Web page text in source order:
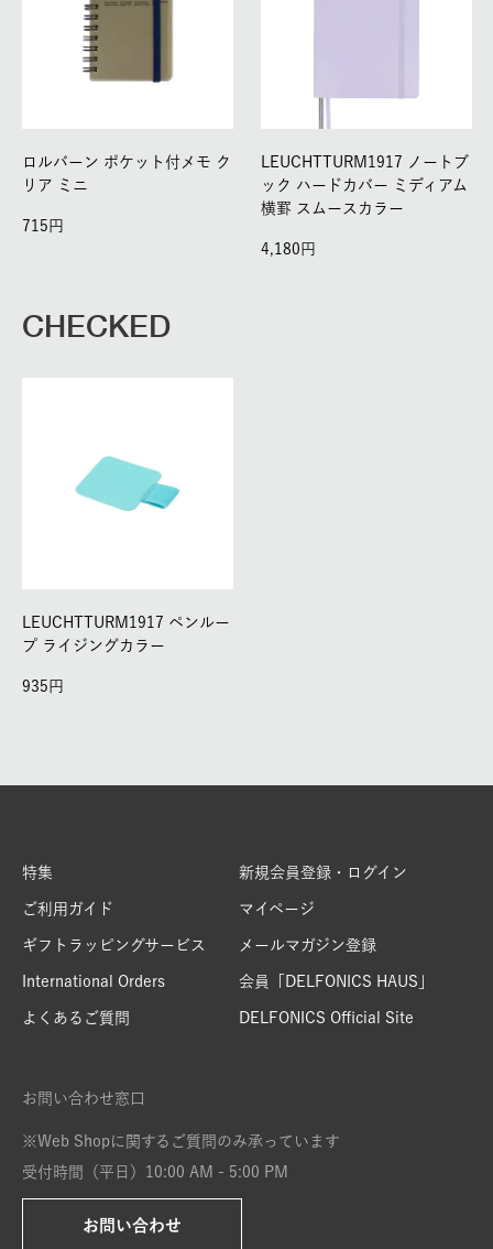
ロルバーン ポケット付メモ ク
リア ミニ
715
LEUCHTTURM1917 ノートブ
ック ハードカバー ミディアム
横罫 スムースカラー
4,180
CHECKED
LEUCHTTURM1917 ペンルー
プ ライジングカラー
935
特集
ご利用ガイド
ギフトラッピングサービス
International Orders
よくあるご質問
新規会員登録・ログイン
マイページ
メールマガジン登録
会員「DELFONICS HAUS」
DELFONICS Official Site
お問い合わせ窓口
※Web Shopに関するご質問のみ承っています
受付時間（平日）10:00 AM - 5:00 PM
お問い合わせ